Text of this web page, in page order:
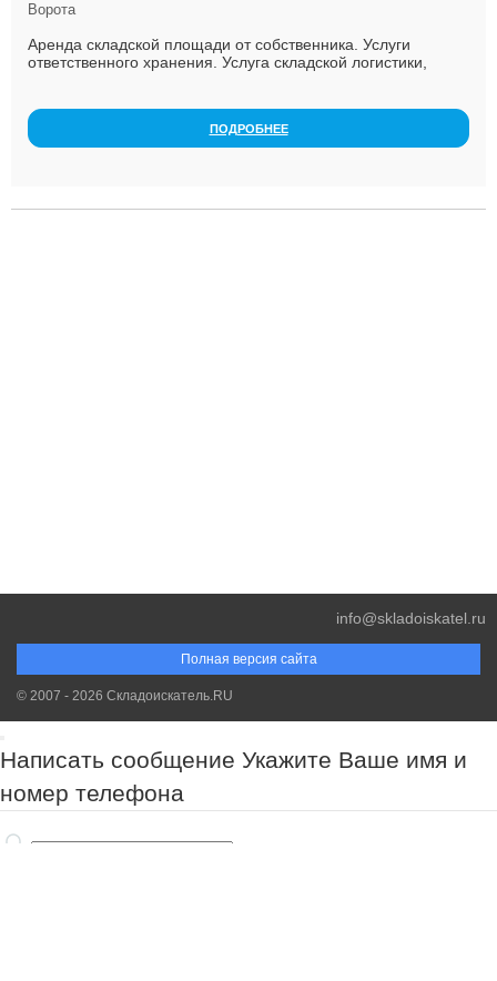
Ворота
Аренда складской площади от собственника. Услуги
ответственного хранения. Услуга складской логистики,
ПОДРОБНЕЕ
Полная версия сайта
info@skladoiskatel.ru
© 2007 - 2026 Складоискатель.RU
Написать сообщение Укажите Ваше имя и
номер телефона